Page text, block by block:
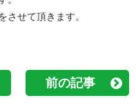
せて頂きます。
前の記事